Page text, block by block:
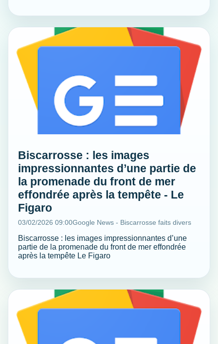
Biscarrosse : les images
impressionnantes d’une partie de
la promenade du front de mer
effondrée après la tempête - Le
Figaro
03/02/2026 09:00Google News - Biscarrosse faits divers
Biscarrosse : les images impressionnantes d’une
partie de la promenade du front de mer effondrée
après la tempête Le Figaro